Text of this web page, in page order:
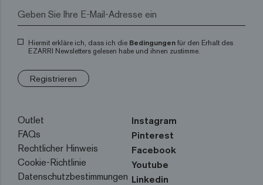
Hiermit erkläre ich, dass ich die Bedingungen für den Erhalt des
EZARRI Newsletters gelesen habe und ihnen zustimme.
Registrieren
Outlet
FAQs
Rechtlicher Hinweis
Cookie-Richtlinie
Datenschutzbestimmungen
Instagram
Pinterest
Facebook
Youtube
Linkedin